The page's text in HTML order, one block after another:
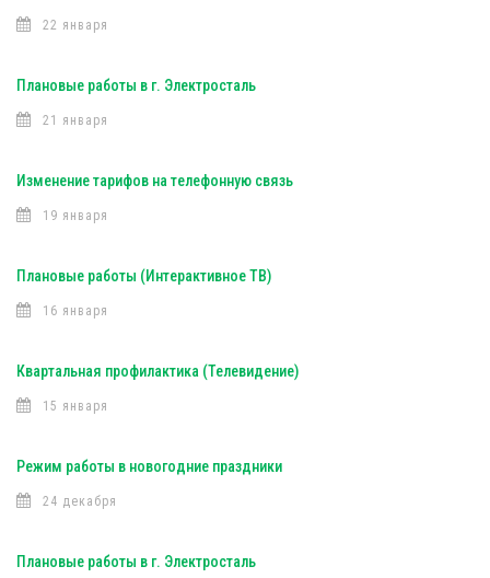
22 января
Плановые работы в г. Электросталь
21 января
Изменение тарифов на телефонную связь
19 января
Плановые работы (Интерактивное ТВ)
16 января
Квартальная профилактика (Телевидение)
15 января
Режим работы в новогодние праздники
24 декабря
Плановые работы в г. Электросталь